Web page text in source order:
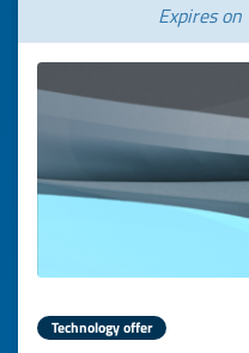
Expires on
Technology offer